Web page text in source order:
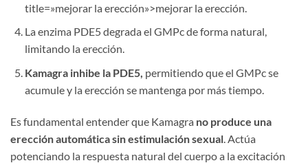
title=»mejorar la erección»>mejorar la erección.
La enzima PDE5 degrada el GMPc de forma natural,
limitando la erección.
Kamagra inhibe la PDE5, permitiendo que el GMPc se
acumule y la erección se mantenga por más tiempo.
Es fundamental entender que Kamagra no produce una
erección automática sin estimulación sexual . Actúa
potenciando la respuesta natural del cuerpo a la excitación